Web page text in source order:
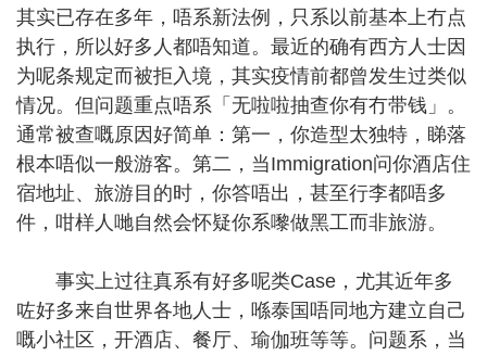
其实已存在多年，唔系新法例，只系以前基本上冇点
执行，所以好多人都唔知道。最近的确有西方人士因
为呢条规定而被拒入境，其实疫情前都曾发生过类似
情况。但问题重点唔系「无啦啦抽查你有冇带钱」。
通常被查嘅原因好简单：第一，你造型太独特，睇落
根本唔似一般游客。第二，当Immigration问你酒店住
宿地址、旅游目的时，你答唔出，甚至行李都唔多
件，咁样人哋自然会怀疑你系嚟做黑工而非旅游。
事实上过往真系有好多呢类Case，尤其近年多
咗好多来自世界各地人士，喺泰国唔同地方建立自己
嘅小社区，开酒店、餐厅、瑜伽班等等。问题系，当